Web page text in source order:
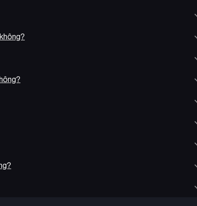
các mod độc quyền như MineZ, HungerGames hay
1 phút